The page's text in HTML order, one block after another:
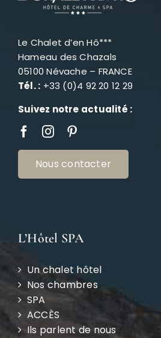
Le Chalet d’en Hô***
Hameau des Chazals
05100 Névache – FRANCE
Tél. : +33 (0)4 92 20 12 29
Suivez notre actualité :
Nous contacter
L’Hôtel SPA
Un chalet hôtel
Nos chambres
SPA
ACCÈS
Ils parlent de nous